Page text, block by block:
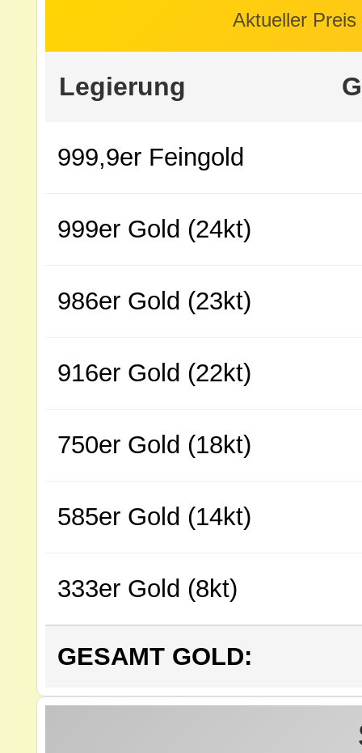
Aktueller
Legierung
999,9er Feingold
999er Gold (24kt)
986er Gold (23kt)
916er Gold (22kt)
750er Gold (18kt)
585er Gold (14kt)
333er Gold (8kt)
GESAMT GOLD: